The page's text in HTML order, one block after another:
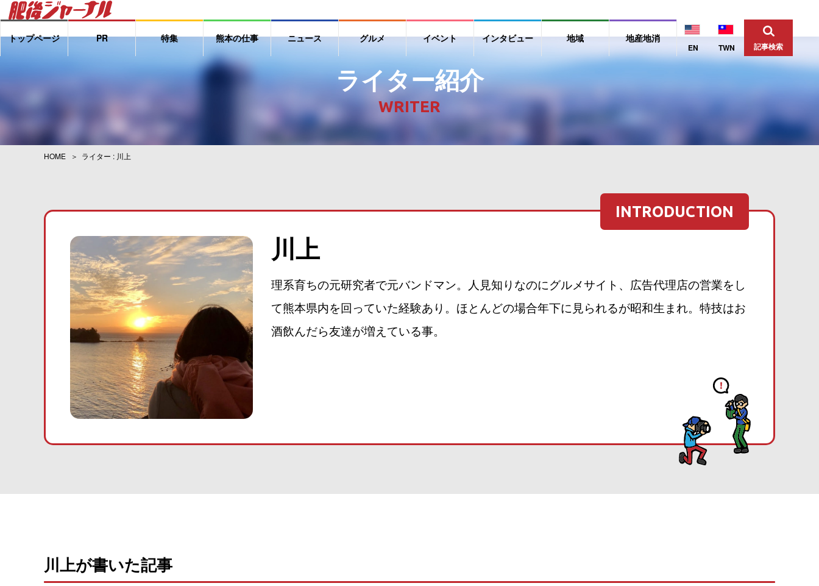
トップページ PR 特集 熊本の仕事 ニュース グルメ イベント インタビュー 地域 地産地消
EN TWN 記事検索
ライター紹介
WRITER
HOME ライター : 川上
INTRODUCTION
川上
理系育ちの元研究者で元バンドマン。人見知りなのにグルメサイト、広告代理店の営業をし
て熊本県内を回っていた経験あり。ほとんどの場合年下に見られるが昭和生まれ。特技はお
酒飲んだら友達が増えている事。
川上が書いた記事